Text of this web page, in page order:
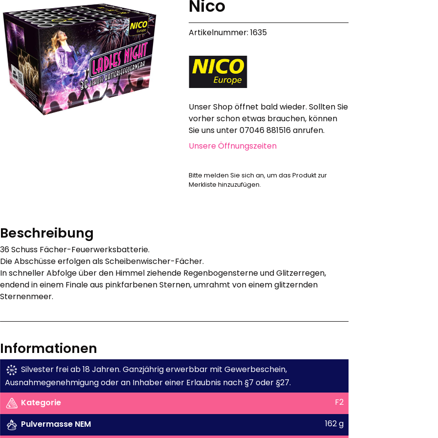
Hochzeit, Geburtstag, Party
Alle anzeigen
Feuerschriften
Indoor-Fontänen
Herz- und Konfetti-Shooter
Wunderkerzen, Fackeln
Tischfeuerwerk
Silvestergießen
Alle anzeigen
Sonstiges
Geschenkgutscheine
Nico
Artikelnummer: 1635
Unser Shop öffnet bald wieder. Sollten Sie
vorher schon etwas brauchen, können
Sie uns unter 07046 881516 anrufen.
Unsere Öffnungszeiten
Bitte melden Sie sich an, um das Produkt zur
Merkliste hinzuzufügen.
Beschreibung
36 Schuss Fächer-Feuerwerksbatterie.
Die Abschüsse erfolgen als Scheibenwischer-Fächer.
In schneller Abfolge über den Himmel ziehende Regenbogensterne und Glitzerregen,
endend in einem Finale aus pinkfarbenen Sternen, umrahmt von einem glitzernden
Sternenmeer.
Informationen
Silvester frei ab 18 Jahren. Ganzjährig erwerbbar mit Gewerbeschein,
Ausnahmegenehmigung oder an Inhaber einer Erlaubnis nach §7 oder §27.
Kategorie
F2
Pulvermasse NEM
162 g